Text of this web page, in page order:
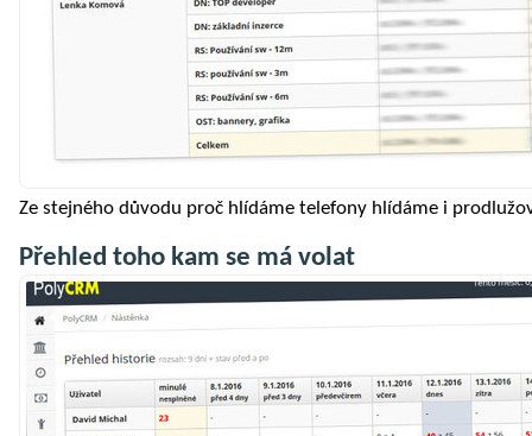
Ze stejného důvodu proč hlídáme telefony hlídáme i
Přehled toho kam se má volat